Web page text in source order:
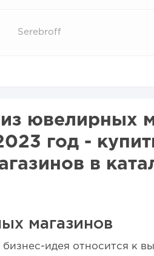
Serebroff
ювелирных
год -
в
магазинов
идея относится к